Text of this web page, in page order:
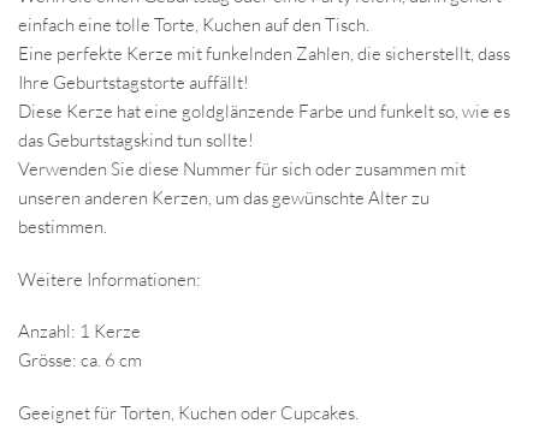
einfach eine tolle Torte, Kuchen auf den Tisch.
Eine perfekte Kerze mit funkelnden Zahlen, die sicherstellt, dass
Ihre Geburtstagstorte auffällt!
Diese Kerze hat eine goldglänzende Farbe und funkelt so, wie es
das Geburtstagskind tun sollte!
Verwenden Sie diese Nummer für sich oder zusammen mit
unseren anderen Kerzen, um das gewünschte Alter zu
bestimmen.
Weitere Informationen:
Anzahl: 1 Kerze
Grösse: ca. 6 cm
Geeignet für Torten, Kuchen oder Cupcakes.